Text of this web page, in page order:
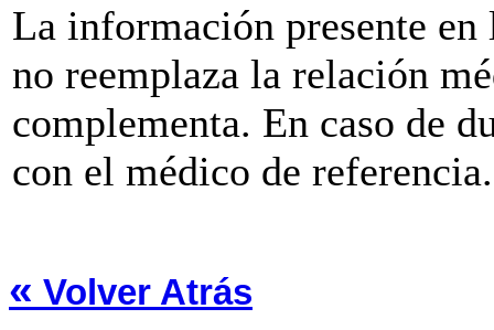
La información presente
no reemplaza la relación
complementa. En caso de
con el médico de referencia.
« Volver Atrás